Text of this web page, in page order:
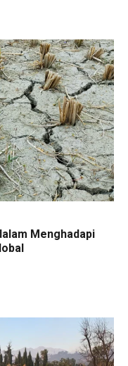
Menghadapi